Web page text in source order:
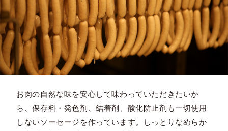
お肉の自然な味を安心して味わっていただきたいか
ら、保存料・発色剤、結着剤、酸化防止剤も一切使用
しないソーセージを作っています。しっとりなめらか